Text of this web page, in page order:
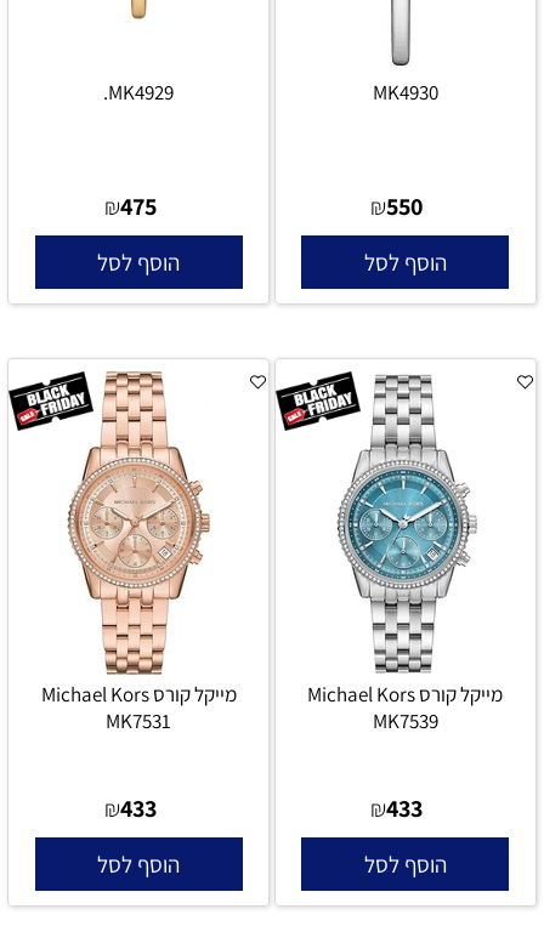
MK4930
₪550
הוסף לסל
MK4929.
₪475
הוסף לסל
מייקל קורס Michael Kors
MK7539
₪433
הוסף לסל
מייקל קורס Michael Kors
MK7531
₪433
הוסף לסל